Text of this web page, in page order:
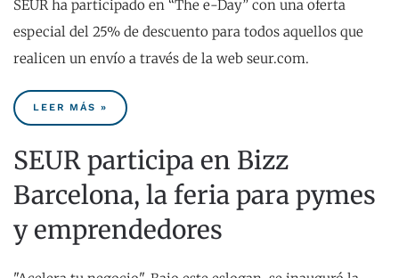
SEUR ha participado en “The e-Day” con una oferta
especial del 25% de descuento para todos aquellos que
realicen un envío a través de la web seur.com.
LEER MÁS »
SEUR participa en Bizz
Barcelona, la feria para pymes
y emprendedores